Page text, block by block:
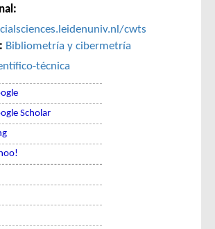
cwts
Bibliometría y cibermetría
técnica
Scholar